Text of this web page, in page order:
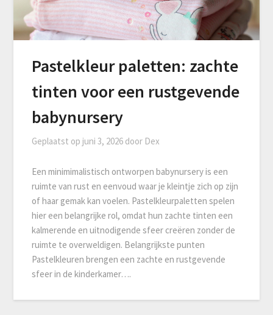
Pastelkleur paletten: zachte
tinten voor een rustgevende
babynursery
Geplaatst op juni 3, 2026 door Dex
Een minimimalistisch ontworpen babynursery is een
ruimte van rust en eenvoud waar je kleintje zich op zijn
of haar gemak kan voelen. Pastelkleurpaletten spelen
hier een belangrijke rol, omdat hun zachte tinten een
kalmerende en uitnodigende sfeer creëren zonder de
ruimte te overweldigen. Belangrijkste punten
Pastelkleuren brengen een zachte en rustgevende
sfeer in de kinderkamer….